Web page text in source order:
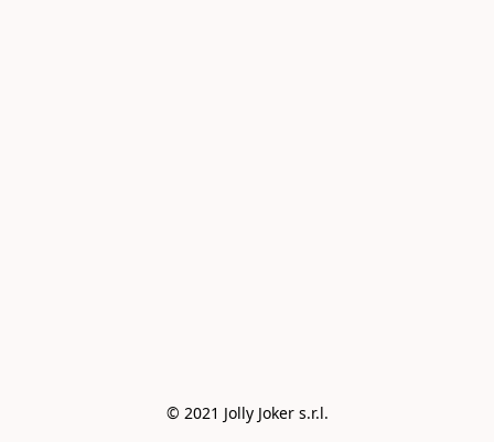
© 2021 Jolly Joker s.r.l.